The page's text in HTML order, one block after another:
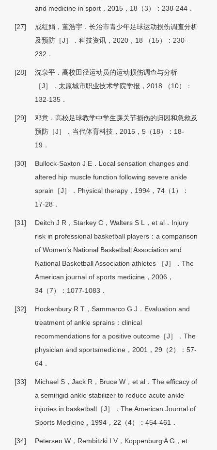
and medicine in sport，2015，18（3）：238-244．
[27]
成红娟，董浩宇．长治市青少年足球运动损伤调查分析
及预防［J］．科技资讯，2020，18 （15）：230-
232．
[28]
沈泉平．高校田径运动员的运动损伤调查与分析
［J］．太原城市职业技术学院学报，2018 （10）：
132-135．
[29]
邓意．高校足球教学中学生踝关节损伤的归因和急救及
预防［J］．当代体育科技，2015，5（18）：18-
19．
[30]
Bullock-Saxton J E．Local sensation changes and
altered hip muscle function following severe ankle
sprain［J］．Physical therapy，1994，74（1）：
17-28．
[31]
Deitch J R，Starkey C，Walters S L，et al．Injury
risk in professional basketball players：a comparison
of Women’s National Basketball Association and
National Basketball Association athletes ［J］．The
American journal of sports medicine，2006，
34（7）：1077-1083．
[32]
Hockenbury R T，Sammarco G J．Evaluation and
treatment of ankle sprains：clinical
recommendations for a positive outcome［J］．The
physician and sportsmedicine，2001，29（2）：57-
64．
[33]
Michael S，Jack R，Bruce W，et al．The efficacy of
a semirigid ankle stabilizer to reduce acute ankle
injuries in basketball［J］．The American Journal of
Sports Medicine，1994，22（4）：454-461．
[34]
Petersen W，Rembitzki I V，Koppenburg A G，et